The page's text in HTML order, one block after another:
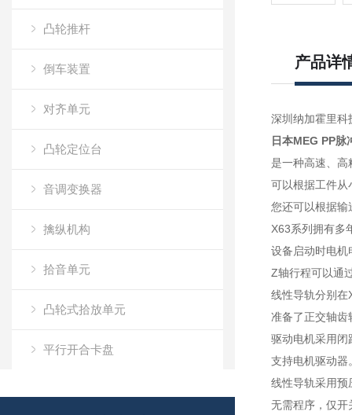
凸轮推杆
倒车装置
对齐单元
凸轮定位台
音调变换器
擒纵机构
拾音单元
凸轮式拾放单元
平行开合卡盘
产品详
深圳纳加霍里科
日本MEG PP脉
是一种高速、高
可以根据工件从
您还可以根据输
X63系列拥有多
设备启动时电机
Z轴行程可以通
线性导轨分别在
准备了正交轴齿
驱动电机采用闭
支持电机驱动器
线性导轨采用预
无需程序，仅开